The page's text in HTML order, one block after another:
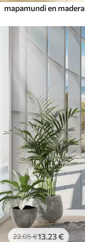
mapamundi en madera
22.05€13.23€